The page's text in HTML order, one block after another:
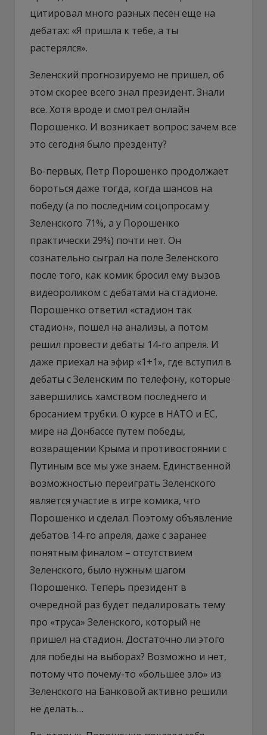
цитировал много разных песен еще на
дебатах: «Я пришла к тебе, а ты
растерялся».
Зеленский прогнозируемо не пришел, об
этом скорее всего знал президент. Знали
все. Хотя вроде и смотрел онлайн
Порошенко. И возникает вопрос: зачем все
это сегодня было презденту?
Во-первых, Петр Порошенко продолжает
бороться даже тогда, когда шансов на
победу (а по последним соцопросам у
Зеленского 71%, а у Порошенко
практически 29%) почти нет. Он
сознательно сыграл на поле Зеленского
после того, как комик бросил ему вызов
видеороликом с дебатами на стадионе.
Порошенко ответил «стадион так
стадион», пошел на анализы, а потом
решил провести дебаты 14-го апреля. И
даже приехал на эфир «1+1», где вступил в
дебаты с Зеленским по телефону, которые
завершились хамством последнего и
бросанием трубки. О курсе в НАТО и ЕС,
мире на Донбассе путем победы,
возвращении Крыма и противостоянии с
Путиным все мы уже знаем. Единственной
возможностью переиграть Зеленского
является участие в игре комика, что
Порошенко и сделал. Поэтому объявление
дебатов 14-го апреля, даже с заранее
понятным финалом – отсутствием
Зеленского, было нужным шагом
Порошенко. Теперь президент в
очередной раз будет педалировать тему
про «труса» Зеленского, который не
пришел на стадион. Достаточно ли этого
для победы на выборах? Возможно и нет,
потому что почему-то «большее зло» из
Зеленского на Банковой активно решили
не делать…